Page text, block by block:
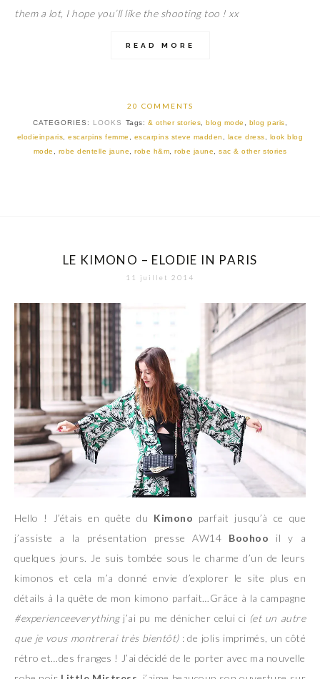
them a lot, I hope you’ll like the shooting too ! xx
READ MORE
20 COMMENTS
CATEGORIES: LOOKS Tags: & other stories ,blog mode blog paris
elodieinparis ,escarpins femme escarpins steve madden lace dress
look blog
mode
robe dentelle jaune robe h&m robe jaune sac & other stories
LE KIMONO – ELODIE IN PARIS
11 juillet 2014
Hello ! J’étais en quête du Kimono parfait jusqu’à ce que
j’assiste a la présentation presse AW14 Boohoo il y a
quelques jours. Je suis tombée sous le charme d’un de leurs
kimonos et cela m’a donné envie d’explorer le site plus en
détails à la quête de mon kimono parfait…Grâce à la campagne
#experienceeverythingj’ai pu me dénicher celui ci (et un autre
que je vous montrerai très bientôt): de jolis imprimés, un côté
rétro et…des franges ! J’ai décidé de le porter avec ma nouvelle